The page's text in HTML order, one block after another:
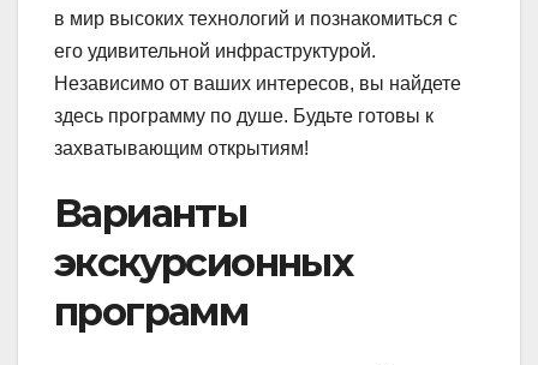
в мир высоких технологий и познакомиться с
его удивительной инфраструктурой.
Независимо от ваших интересов, вы найдете
здесь программу по душе. Будьте готовы к
захватывающим открытиям!
Варианты
экскурсионных
программ